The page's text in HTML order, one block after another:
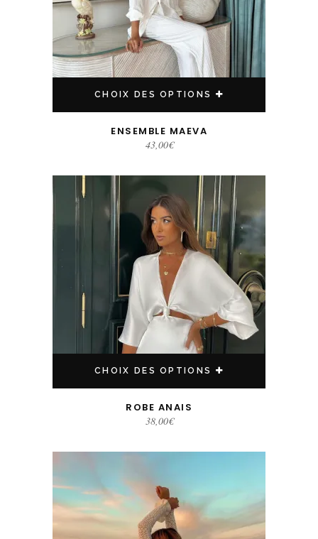
CHOIX DES OPTIONS
ENSEMBLE MAEVA
43,00€
CHOIX DES OPTIONS
Ce produit a plusieurs variations. Les options peuvent être choisies sur la page du produit
ROBE ANAIS
38,00€
Ce produit a plusieurs variations. Les options peuvent être choisies sur la page du produit